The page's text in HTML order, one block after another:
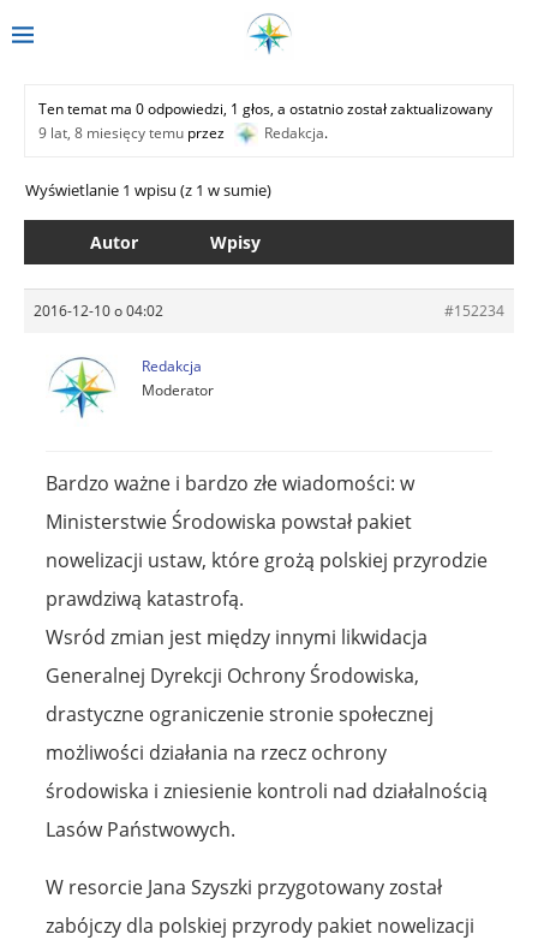
Ten temat ma 0 odpowiedzi, 1 głos, a ostatnio został zaktualizowany
9 lat, 8 miesięcy temu przez Redakcja.
Wyświetlanie 1 wpisu (z 1 w sumie)
Autor Wpisy
2016-12-10 o 04:02 #152234
Redakcja
Moderator
Bardzo ważne i bardzo złe wiadomości: w
Ministerstwie Środowiska powstał pakiet
nowelizacji ustaw, które grożą polskiej przyrodzie
prawdziwą katastrofą.
Wsród zmian jest między innymi likwidacja
Generalnej Dyrekcji Ochrony Środowiska,
drastyczne ograniczenie stronie społecznej
możliwości działania na rzecz ochrony
środowiska i zniesienie kontroli nad działalnością
Lasów Państwowych.
W resorcie Jana Szyszki przygotowany został
zabójczy dla polskiej przyrody pakiet nowelizacji